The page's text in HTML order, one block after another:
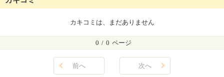
カキコミは、まだありません
0 / 0 ページ
前へ 次へ